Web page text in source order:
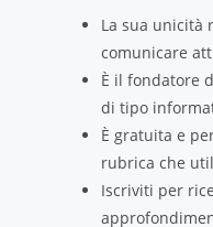
La sua unicità
comunicare
È il fondatore
di tipo
È gratuita e
rubrica che
Iscriviti per